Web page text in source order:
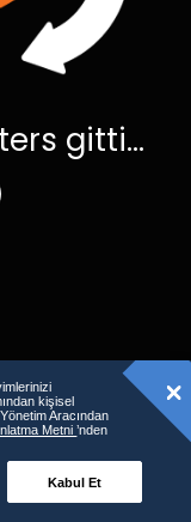
gitti...
kişisel
Aracından
Metni’nden
Kabul Et